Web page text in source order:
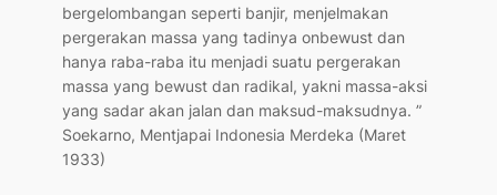
bergelombangan seperti banjir, menjelmakan
pergerakan massa yang tadinya onbewust dan
hanya raba-raba itu menjadi suatu pergerakan
massa yang bewust dan radikal, yakni massa-aksi
yang sadar akan jalan dan maksud-maksudnya. ”
Soekarno, Mentjapai Indonesia Merdeka (Maret
1933)